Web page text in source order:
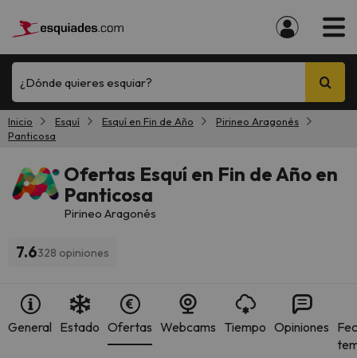
¿Dónde quieres esquiar?
Inicio Esquí Esquí en Fin de Año
Pirineo Aragonés
Panticosa
Ofertas Esquí en Fin de Año en
Panticosa
Pirineo Aragonés
7.6328 opiniones
General Estado Ofertas Webcams Tiempo Opiniones